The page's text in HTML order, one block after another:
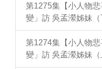
第1275集【小人物
變」訪 吳孟瀠姊妹（
第1274集【小人物
變」訪 吳孟瀠姊妹（